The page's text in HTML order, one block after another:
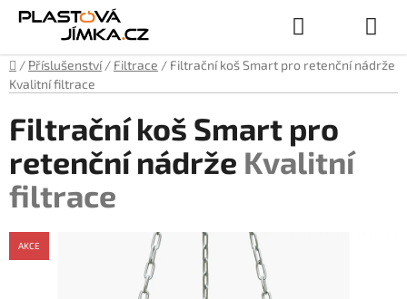
Přejít
NÁKUPNÍ
KOŠÍK
Domů
/ Příslušenství / Filtrace / Filtrační koš Smart pro retenční nádrže
Kvalitní filtrace
Filtrační koš Smart pro
retenční nádrže Kvalitní
filtrace
AKCE